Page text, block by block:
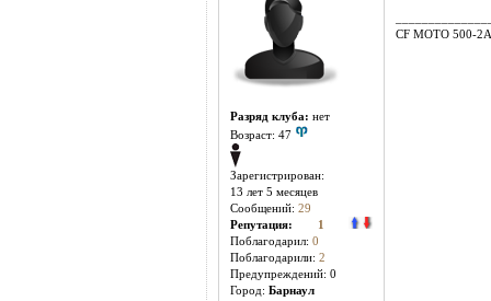
Разряд клуба: нет
Возраст: 47
Зарегистрирован:
13 лет 5 месяцев
Сообщений: 29
Репутация:
1
Поблагодарил: 0
Поблагодарили: 2
Предупреждений: 0
Город: Барнаул
CF MOTO 500-2A